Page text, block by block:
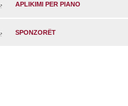
APLIKIMI PER PIANO
SPONZORËT